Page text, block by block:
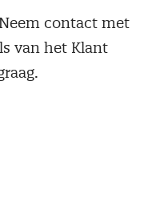
contact met
van het Klant